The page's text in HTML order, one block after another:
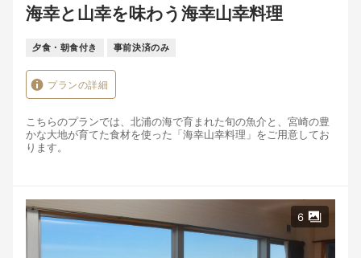
海幸と山幸を味わう海幸山幸料理
夕食・朝食付き 事前決済のみ
プランの詳細
こちらのプランでは、北浦の海で育まれた旬の魚介と、宮崎の豊
かな大地が育てた食材を使った「海幸山幸料理」をご用意してお
ります。
季節によって変わる味わいとともに、北浦で過ごす特別なひとと
きをお楽しみください。
\\\全10品 北浦の海と宮崎の恵みを味わう「海幸山幸料理」///
6